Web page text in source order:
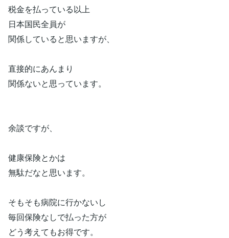
税金を払っている以上
日本国民全員が
関係していると思いますが、
直接的にあんまり
関係ないと思っています。
余談ですが、
健康保険とかは
無駄だなと思います。
そもそも病院に行かないし
毎回保険なしで払った方が
どう考えてもお得です。